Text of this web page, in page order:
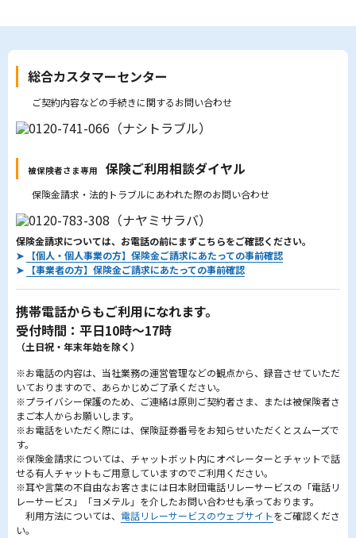
総合カスタマーセンター
ご契約内容などの手続きに関するお問い合わせ
被保険者さま専用 保険ご利用相談ダイヤル
保険金請求・法的トラブルにあわれた際のお問い合わせ
保険金請求については、お電話の前にまずこちらをご確認ください。
➤
【個人・個人事業の方】保険金ご請求にあたっての事前確認
➤
【事業者の方】保険金ご請求にあたっての事前確認
携帯電話からもご利用になれます。
受付時間：平日10時～17時
（土日祝・年末年始を除く）
※お電話の内容は、当社業務の運営管理などの観点から、録音させていただ
いておりますので、あらかじめご了承ください。
※プライバシー保護のため、ご連絡は原則ご契約者さま、または被保険者さ
まご本人からお願いします。
※お電話をいただく際には、保険証券番号をお知らせいただくとスムーズで
す。
※保険金請求については、チャットボット内にオペレーターとチャットで話
せる有人チャットもご用意していますのでご利用ください。
※耳や言葉の不自由なお客さまには日本財団電話リレーサービスの「電話リ
レーサービス」「ヨメテル」を介したお問い合わせも承っております。
利用方法については、 電話リレーサービスのウェブサイトをご確認くださ
い。